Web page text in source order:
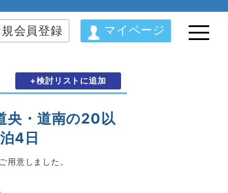
会員登録 マイページ
+検討リストに追加
央・道南の20以
4日
用意しました。